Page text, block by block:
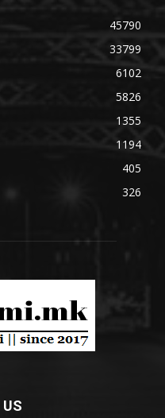
45790
33799
6102
5826
1355
1194
405
326